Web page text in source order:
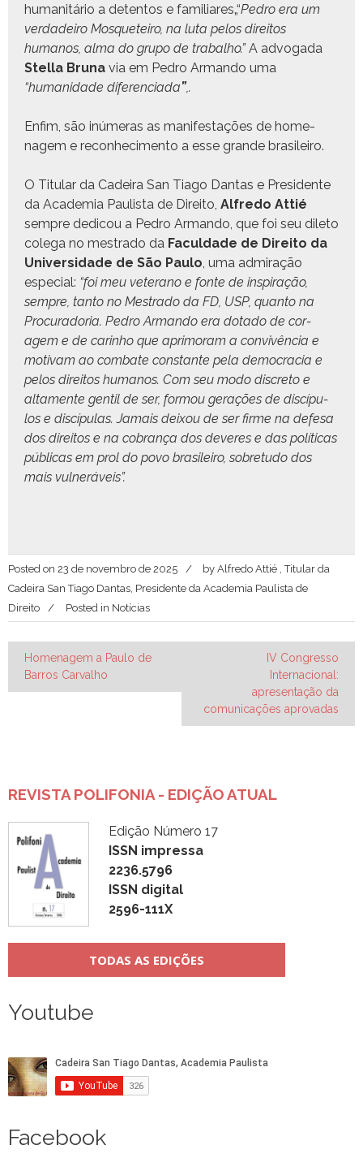
human­itário a deten­tos e famil­iares„“Pedro era um
ver­dadeiro Mos­queteiro, na luta pelos dire­itos
humanos, alma do grupo de tra­bal­ho.”A advo­ga­da
Stel­la Bruna via em Pedro Arman­do uma
“humanidade difer­en­ci­a­da”,.
Enfim, são inúmeras as man­i­fes­tações de hom­e­
nagem e recon­hec­i­men­to a esse grande brasileiro.
O Tit­u­lar da Cadeira San Tia­go Dan­tas e Pres­i­dente
da Acad­e­mia Paulista de Dire­ito, Alfre­do Attié
sem­pre dedi­cou a Pedro Arman­do, que foi seu dile­to
cole­ga no mestra­do da Fac­ul­dade de Dire­ito da
Uni­ver­si­dade de São Paulo, uma admi­ração
espe­cial: “foi meu vet­er­a­no e fonte de inspi­ração,
sem­pre, tan­to no Mestra­do da FD, USP, quan­to na
Procu­rado­ria. Pedro Arman­do era dota­do de cor­
agem e de car­in­ho que apri­moram a con­vivên­cia e
moti­vam ao com­bate con­stante pela democ­ra­cia e
pelos dire­itos humanos. Com seu modo dis­cre­to e
alta­mente gen­til de ser, for­mou ger­ações de dis­cípu­
los e dis­cípu­las. Jamais deixou de ser firme na defe­sa
dos dire­itos e na cobrança dos deveres e das políti­cas
públi­cas em prol do povo brasileiro, sobre­tu­do dos
mais vulneráveis”.
Posted on 23 de novembro de 2025 by Alfredo Attié , Titular da
Cadeira San Tiago Dantas, Presidente da Academia Paulista de
Direito
Posted in Notícias
Navegação
de
Homenagem a Paulo de
Barros Carvalho
IV Congresso
Internacional:
apresentação da
comunicações aprovadas
REVISTA POLIFONIA - EDIÇÃO ATUAL
Edição Número 17
ISSN impressa
2236.5796
ISSN digital
2596-111X
TODAS AS EDIÇÕES
Youtube
Facebook